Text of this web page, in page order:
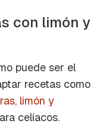
con limón y
puede ser el
recetas como
limón y
celíacos.